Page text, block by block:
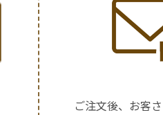
ご注文後、お客